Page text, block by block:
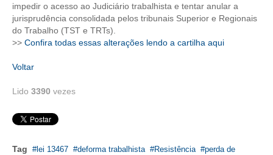
CONTRIBUIÇÃO ASSOCIATIVA OU ANUIDADE DE SÓCIO
CONTRIBUIÇÃO SINDICAL URBANA
REVISÃO DE APOSENTADORIA
FGTS EXPURGOS
FGTS CORREÇÃO
impedir o acesso ao Judiciário trabalhista e tentar anular a
jurisprudência consolidada pelos tribunais Superior e Regionais
do Trabalho (TST e TRTs).
>> Confira todas essas alterações lendo a cartilha aqui
Voltar
Lido 3390 vezes
Tag lei 13467 deforma trabalhista Resistência
perda de